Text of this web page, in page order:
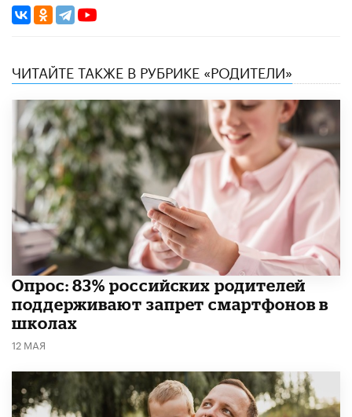
ЧИТАЙТЕ ТАКЖЕ В РУБРИКЕ «РОДИТЕЛИ»
Опрос: 83% российских родителей
поддерживают запрет смартфонов в
школах
12 МАЯ